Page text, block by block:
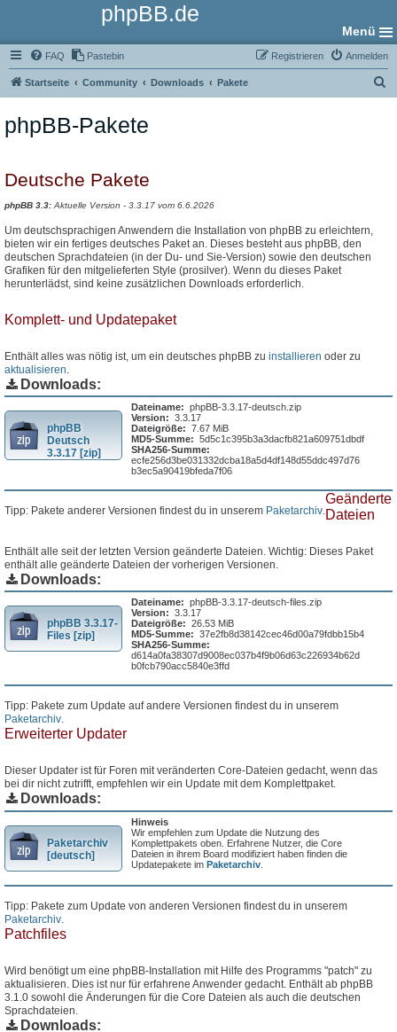
phpBB.de
Menü
FAQ Pastebin Anmelden
Registrieren
Startseite Community Downloads Pakete
phpBB-Pakete
Deutsche Pakete
phpBB 3.3: Aktuelle Version - 3.3.17 vom 6.6.2026
Um deutschsprachigen Anwendern die Installation von phpBB zu erleichtern,
bieten wir ein fertiges deutsches Paket an. Dieses besteht aus phpBB, den
deutschen Sprachdateien (in der Du- und Sie-Version) sowie den deutschen
Grafiken für den mitgelieferten Style (prosilver). Wenn du dieses Paket
herunterlädst, sind keine zusätzlichen Downloads erforderlich.
Komplett- und Updatepaket
Enthält alles was nötig ist, um ein deutsches phpBB zu installieren oder zu
aktualisieren.
Downloads:
phpBB
Deutsch
3.3.17 [zip]
Dateiname: phpBB-3.3.17-deutsch.zip
Version: 3.3.17
Dateigröße: 7.67 MiB
MD5-Summe: 5d5c1c395b3a3dacfb821a609751dbdf
SHA256-Summe:
ecfe256d3be031332dcba18a5d4df148d55ddc497d76
b3ec5a90419bfeda7f06
Tipp: Pakete anderer Versionen findest du in unserem Paketarchiv.
Geänderte
Dateien
Enthält alle seit der letzten Version geänderte Dateien. Wichtig: Dieses Paket
enthält alle geänderte Dateien der vorherigen Versionen.
Downloads:
phpBB 3.3.17-
Files [zip]
Dateiname: phpBB-3.3.17-deutsch-files.zip
Version: 3.3.17
Dateigröße: 26.53 MiB
MD5-Summe: 37e2fb8d38142cec46d00a79fdbb15b4
SHA256-Summe:
d614a0fa38307d9008ec037b4f9b06d63c226934b62d
b0fcb790acc5840e3ffd
Tipp: Pakete zum Update auf andere Versionen findest du in unserem
Paketarchiv.
Erweiterter Updater
Dieser Updater ist für Foren mit veränderten Core-Dateien gedacht, wenn das
bei dir nicht zutrifft, empfehlen wir ein Update mit dem Komplettpaket.
Downloads:
Paketarchiv
[deutsch]
Hinweis
Wir empfehlen zum Update die Nutzung des
Komplettpakets oben. Erfahrene Nutzer, die Core
Dateien in ihrem Board modifiziert haben finden die
Updatepakete imPaketarchiv
Tipp: Pakete zum Update von anderen Versionen findest du in unserem
Paketarchiv
Patchfiles
Wird benötigt um eine phpBB-Installation mit Hilfe des Programms "patch" zu
aktualisieren. Dies ist nur für erfahrene Anwender gedacht. Enthält ab phpBB
3.1.0 sowohl die Änderungen für die Core Dateien als auch die deutschen
Sprachdateien.
Downloads: